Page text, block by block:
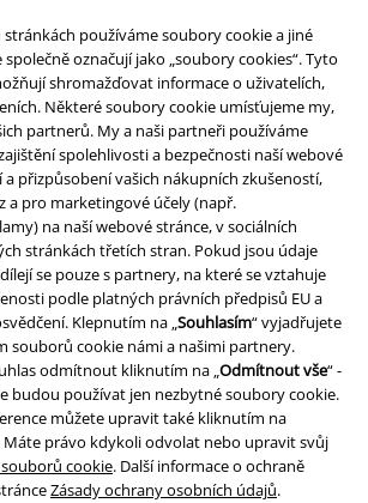
stránkách používáme soubory cookie a jiné
označují jako „soubory cookies“. Tyto
shromažďovat informace o uživatelích,
Některé soubory cookie umísťujeme my,
partnerů. My a naši partneři používáme
spolehlivosti a bezpečnosti naší webové
přizpůsobení vašich nákupních zkušeností,
a pro marketingové účely (např.
na naší webové stránce, v sociálních
stránkách třetích stran. Pokud jsou údaje
se pouze s partnery, na které se vztahuje
podle platných právních předpisů EU a
Klepnutím na „Souhlasím“ vyjadřujete
souborů cookie námi a našimi partnery.
odmítnout kliknutím na „Odmítnout vše“ -
budou používat jen nezbytné soubory cookie.
můžete upravit také kliknutím na
Máte právo kdykoli odvolat nebo upravit svůj
cookie. Další informace o ochraně
Zásady ochrany osobních údajů.
slyšet rozdíl ve zvuku a že vinyl má lepší kvalitu
Je to proto, že zvukové soubory jsou
dostatečně malé a daly se uložit do telefonu
Vinyl je co nejblíže původnímu zvuku. Je to jako
- bez nevyhnutelného čištění a ničení, které
kupovat vinylové desky, je skutečnost, že
je sběratelským artiklem. Vinylové desky se
spíše vzácnými a cennými předměty a dnes se
desek mohou pohybovat v řádu statisíců
z nejdražších prodaných vinylových desek v
skupiny The Beatles, kteréóry se v prosinci 2015
hudbyóry. Opravdoví milovnícióhudby.